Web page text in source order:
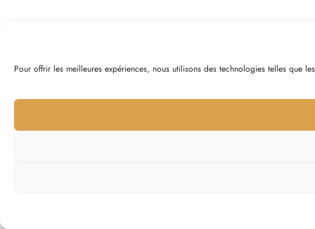
Pour offrir les meilleures expériences, nous utilisons des technologies telles que